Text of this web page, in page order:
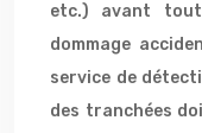
etc.) avant
dommage
service de
des tranchées